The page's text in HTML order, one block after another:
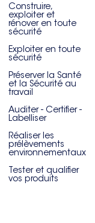
Construire,
exploiter et
rénover en toute
sécurité
Exploiter en toute
sécurité
Préserver la Santé
et la Sécurité au
travail
Auditer - Certifier -
Labelliser
Réaliser les
prélèvements
environnementaux
Tester et qualifier
vos produits